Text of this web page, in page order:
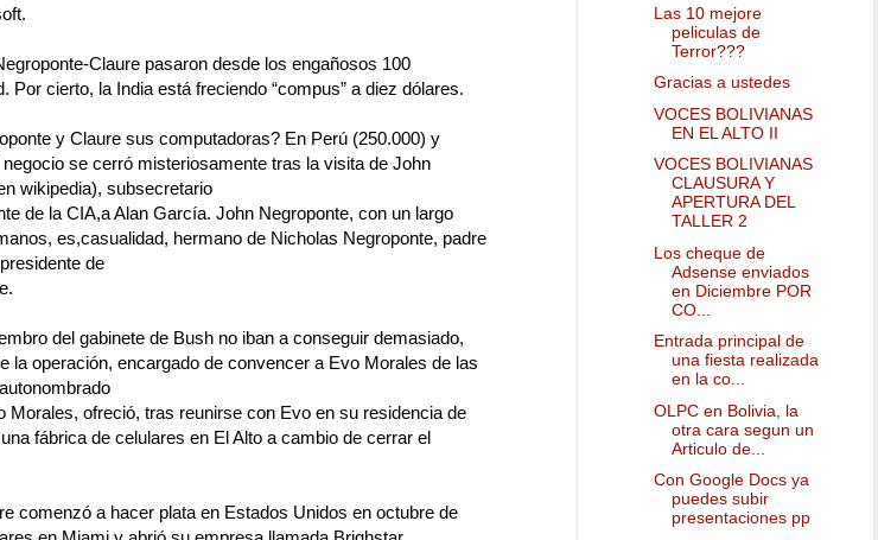
Claure pasaron desde los engañosos 100
Por cierto, la India está freciendo “compus” a diez dólares.
y Claure sus computadoras? En Perú (250.000) y
se cerró misteriosamente tras la visita de John
wikipedia), subsecretario
de la CIA,a Alan García. John Negroponte, con un largo
es,casualidad, hermano de Nicholas Negroponte, padre
de
del gabinete de Bush no iban a conseguir demasiado,
la operación, encargado de convencer a Evo Morales de las
Morales, ofreció, tras reunirse con Evo en su residencia de
fábrica de celulares en El Alto a cambio de cerrar el
comenzó a hacer plata en Estados Unidos en octubre de
Las 10 mejore
peliculas de
Terror???
Gracias a ustedes
VOCES BOLIVIANAS
EN EL ALTO II
VOCES BOLIVIANAS
CLAUSURA Y
APERTURA DEL
TALLER 2
Los cheque de
Adsense enviados
en Diciembre POR
CO...
Entrada principal de
una fiesta realizada
en la co...
OLPC en Bolivia, la
otra cara segun un
Articulo de...
Con Google Docs ya
puedes subir
presentaciones pp